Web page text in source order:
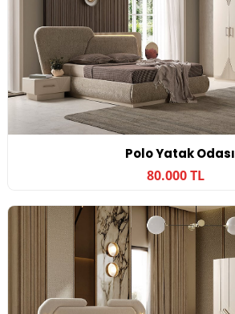
Polo Yatak Odası
80.000 TL